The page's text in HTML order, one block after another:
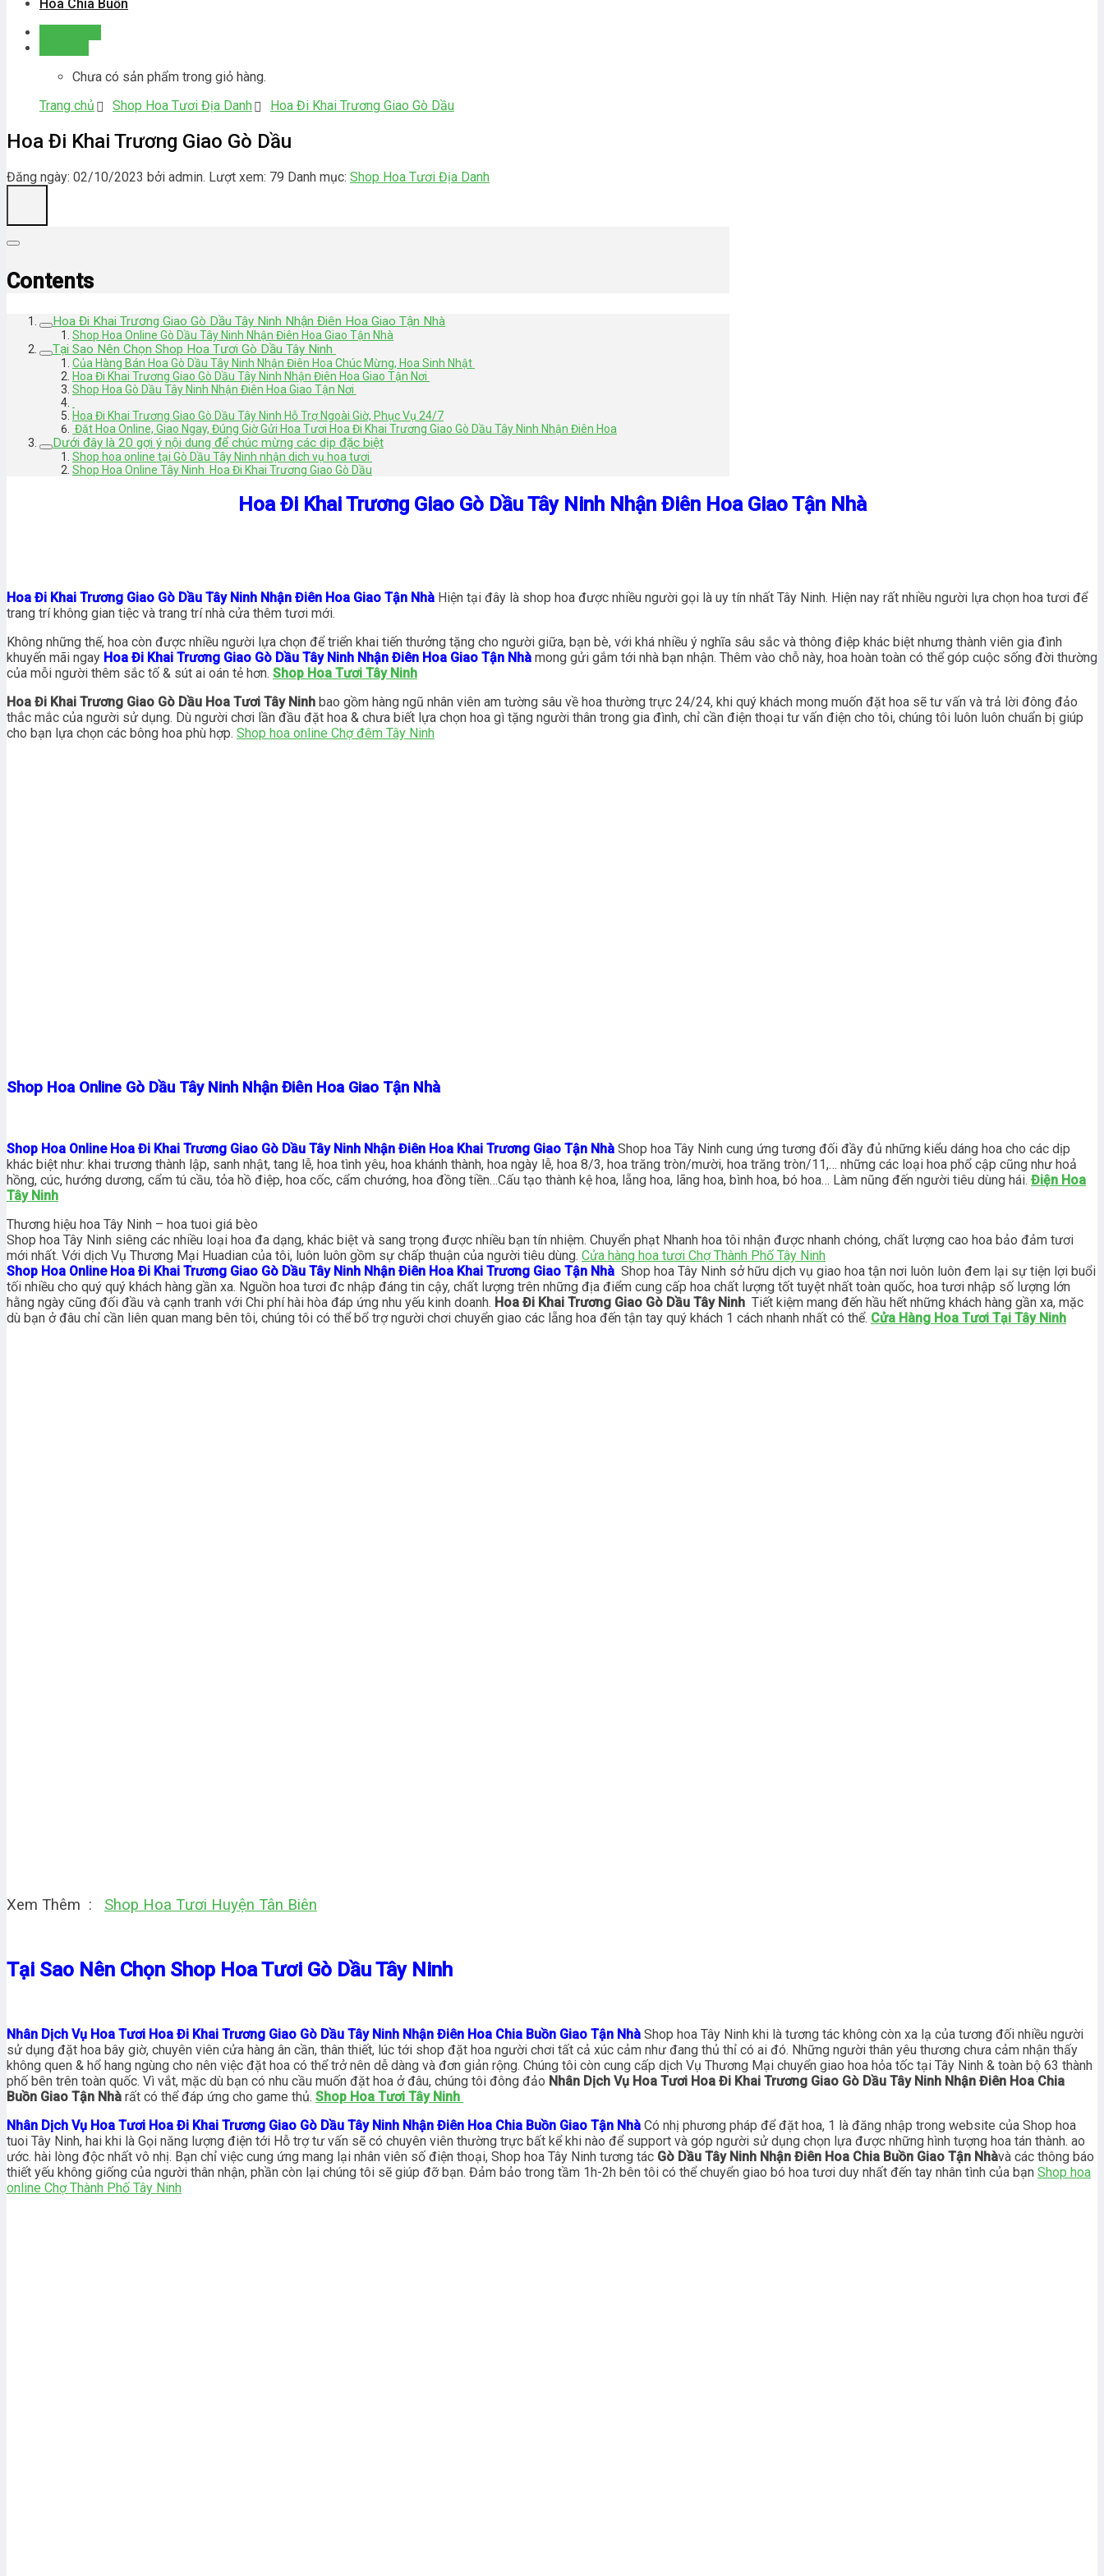
Hoa Chia Buồn
Chưa có sản phẩm trong giỏ hàng.
Trang chủ
Shop Hoa Tươi Địa Danh Hoa Đi Khai Trương Giao Gò Dầu
Hoa Đi Khai Trương Giao Gò Dầu
Đăng ngày: 02/10/2023 bởi admin. Lượt xem: 79 Danh mục: Shop Hoa Tươi Địa Danh
Contents
Hoa Đi Khai Trương Giao Gò Dầu Tây Ninh Nhận Điên Hoa Giao Tận Nhà
Shop Hoa Online Gò Dầu Tây Ninh Nhận Điên Hoa Giao Tận Nhà
Tại Sao Nên Chọn Shop Hoa Tươi Gò Dầu Tây Ninh
Của Hàng Bán Hoa Gò Dầu Tây Ninh Nhận Điên Hoa Chúc Mừng, Hoa Sinh Nhật
Hoa Đi Khai Trương Giao Gò Dầu Tây Ninh Nhận Điên Hoa Giao Tận Nơi
Shop Hoa Gò Dầu Tây Ninh Nhận Điên Hoa Giao Tận Nơi
Hoa Đi Khai Trương Giao Gò Dầu Tây Ninh Hỗ Trợ Ngoài Giờ, Phục Vụ 24/7
Đặt Hoa Online, Giao Ngay, Đúng Giờ Gửi Hoa Tươi Hoa Đi Khai Trương Giao Gò Dầu Tây Ninh Nhận Điên Hoa
Dưới đây là 20 gợi ý nội dung để chúc mừng các dịp đặc biệt
Shop hoa online tại Gò Dầu Tây Ninh nhận dich vụ hoa tươi
Shop Hoa Online Tây Ninh Hoa Đi Khai Trương Giao Gò Dầu
Hoa Đi Khai Trương Giao Gò Dầu Tây Ninh Nhận Điên Hoa Giao Tận Nhà
Hoa Đi Khai Trương Giao Gò Dầu Tây Ninh Nhận Điên Hoa Giao Tận Nhà Hiện tại đây là shop hoa được nhiều người gọi là uy tín nhất Tây Ninh. Hiện nay rất nhiều người lựa chọn hoa tươi để
trang trí không gian tiệc và trang trí nhà cửa thêm tươi mới.
Không những thế, hoa còn được nhiều người lựa chọn để triển khai tiến thưởng tặng cho người giữa, bạn bè, với khá nhiều ý nghĩa sâu sắc và thông điệp khác biệt nhưng thành viên gia đình
khuyến mãi ngay Hoa Đi Khai Trương Giao Gò Dầu Tây Ninh Nhận Điên Hoa Giao Tận Nhà mong gửi gắm tới nhà bạn nhận. Thêm vào chỗ này, hoa hoàn toàn có thể góp cuộc sống đời thường
của mỗi người thêm sắc tố & sút ai oán tẻ hơn. Shop Hoa Tươi Tây Ninh
Hoa Đi Khai Trương Giao Gò Dầu Hoa Tươi Tây Ninh bao gồm hàng ngũ nhân viên am tường sâu về hoa thường trực 24/24, khi quý khách mong muốn đặt hoa sẽ tư vấn và trả lời đông đảo
thắc mắc của người sử dụng. Dù người chơi lần đầu đặt hoa & chưa biết lựa chọn hoa gì tặng người thân trong gia đình, chỉ cần điện thoại tư vấn điện cho tôi, chúng tôi luôn luôn chuẩn bị giúp
cho bạn lựa chọn các bông hoa phù hợp. Shop hoa online Chợ đêm Tây Ninh
Shop Hoa Online Gò Dầu Tây Ninh Nhận Điên Hoa Giao Tận Nhà
Shop Hoa Online Hoa Đi Khai Trương Giao Gò Dầu Tây Ninh Nhận Điên Hoa Khai Trương Giao Tận Nhà Shop hoa Tây Ninh cung ứng tương đối đầy đủ những kiểu dáng hoa cho các dịp
khác biệt như: khai trương thành lập, sanh nhật, tang lễ, hoa tình yêu, hoa khánh thành, hoa ngày lễ, hoa 8/3, hoa trăng tròn/mười, hoa trăng tròn/11,… những các loại hoa phổ cập cũng như hoả
hồng, cúc, hướng dương, cẩm tú cầu, tỏa hồ điệp, hoa cốc, cẩm chướng, hoa đồng tiền…Cấu tạo thành kệ hoa, lẵng hoa, lãng hoa, bình hoa, bó hoa… Làm nũng đến người tiêu dùng hái. Điện Hoa
Tây Ninh
Thương hiệu hoa Tây Ninh – hoa tuoi giá bèo
Shop hoa Tây Ninh siêng các nhiều loại hoa đa dạng, khác biệt và sang trọng được nhiều bạn tín nhiệm. Chuyển phạt Nhanh hoa tôi nhận được nhanh chóng, chất lượng cao hoa bảo đảm tươi
mới nhất. Với dịch Vụ Thương Mại Huadian của tôi, luôn luôn gồm sự chấp thuận của người tiêu dùng. Cửa hàng hoa tươi Chợ Thành Phố Tây Ninh
Shop Hoa Online Hoa Đi Khai Trương Giao Gò Dầu Tây Ninh Nhận Điên Hoa Khai Trương Giao Tận Nhà Shop hoa Tây Ninh sở hữu dịch vụ giao hoa tận nơi luôn luôn đem lại sự tiện lợi buổi
tối nhiều cho quý quý khách hàng gần xa. Nguồn hoa tươi đc nhập đáng tin cậy, chất lượng trên những địa điểm cung cấp hoa chất lượng tốt tuyệt nhất toàn quốc, hoa tươi nhập số lượng lớn
hằng ngày cũng đối đầu và cạnh tranh với Chi phí hài hòa đáp ứng nhu yếu kinh doanh. Hoa Đi Khai Trương Giao Gò Dầu Tây Ninh Tiết kiệm mang đến hầu hết những khách hàng gần xa, mặc
dù bạn ở đâu chỉ cần liên quan mang bên tôi, chúng tôi có thể bổ trợ người chơi chuyển giao các lẵng hoa đến tận tay quý khách 1 cách nhanh nhất có thể. Cửa Hàng Hoa Tươi Tại Tây Ninh
Xem Thêm : Shop Hoa Tươi Huyện Tân Biên
Tại Sao Nên Chọn Shop Hoa Tươi Gò Dầu Tây Ninh
Nhân Dịch Vụ Hoa Tươi Hoa Đi Khai Trương Giao Gò Dầu Tây Ninh Nhận Điên Hoa Chia Buồn Giao Tận Nhà Shop hoa Tây Ninh khi là tương tác không còn xa lạ của tương đối nhiều người
sử dụng đặt hoa bây giờ, chuyên viên cửa hàng ân cần, thân thiết, lúc tới shop đặt hoa người chơi tất cả xúc cảm như đang thủ thỉ có ai đó. Những người thân yêu thương chưa cảm nhận thấy
không quen & hổ hang ngùng cho nên việc đặt hoa có thể trở nên dễ dàng và đơn giản rộng. Chúng tôi còn cung cấp dịch Vụ Thương Mại chuyển giao hoa hỏa tốc tại Tây Ninh & toàn bộ 63 thành
phố bên trên toàn quốc. Vì vắt, mặc dù bạn có nhu cầu muốn đặt hoa ở đâu, chúng tôi đông đảo Nhân Dịch Vụ Hoa Tươi Hoa Đi Khai Trương Giao Gò Dầu Tây Ninh Nhận Điên Hoa Chia
Buồn Giao Tận Nhà rất có thể đáp ứng cho game thủ. Shop Hoa Tươi Tây Ninh
Nhân Dịch Vụ Hoa Tươi Hoa Đi Khai Trương Giao Gò Dầu Tây Ninh Nhận Điên Hoa Chia Buồn Giao Tận Nhà Có nhị phương pháp để đặt hoa, 1 là đăng nhập trong website của Shop hoa
tuoi Tây Ninh, hai khi là Gọi năng lượng điện tới Hỗ trợ tư vấn sẽ có chuyên viên thường trực bất kể khi nào để support và góp người sử dụng chọn lựa được những hình tượng hoa tán thành. ao
ước. hài lòng độc nhất vô nhị. Bạn chỉ việc cung ứng mang lại nhân viên số điện thoại, Shop hoa Tây Ninh tương tác Gò Dầu Tây Ninh Nhận Điên Hoa Chia Buồn Giao Tận Nhàvà các thông báo
thiết yếu không giống của người thân nhận, phần còn lại chúng tôi sẽ giúp đỡ bạn. Đảm bảo trong tầm 1h-2h bên tôi có thể chuyển giao bó hoa tươi duy nhất đến tay nhân tình của bạn Shop hoa
online Chợ Thành Phố Tây Ninh